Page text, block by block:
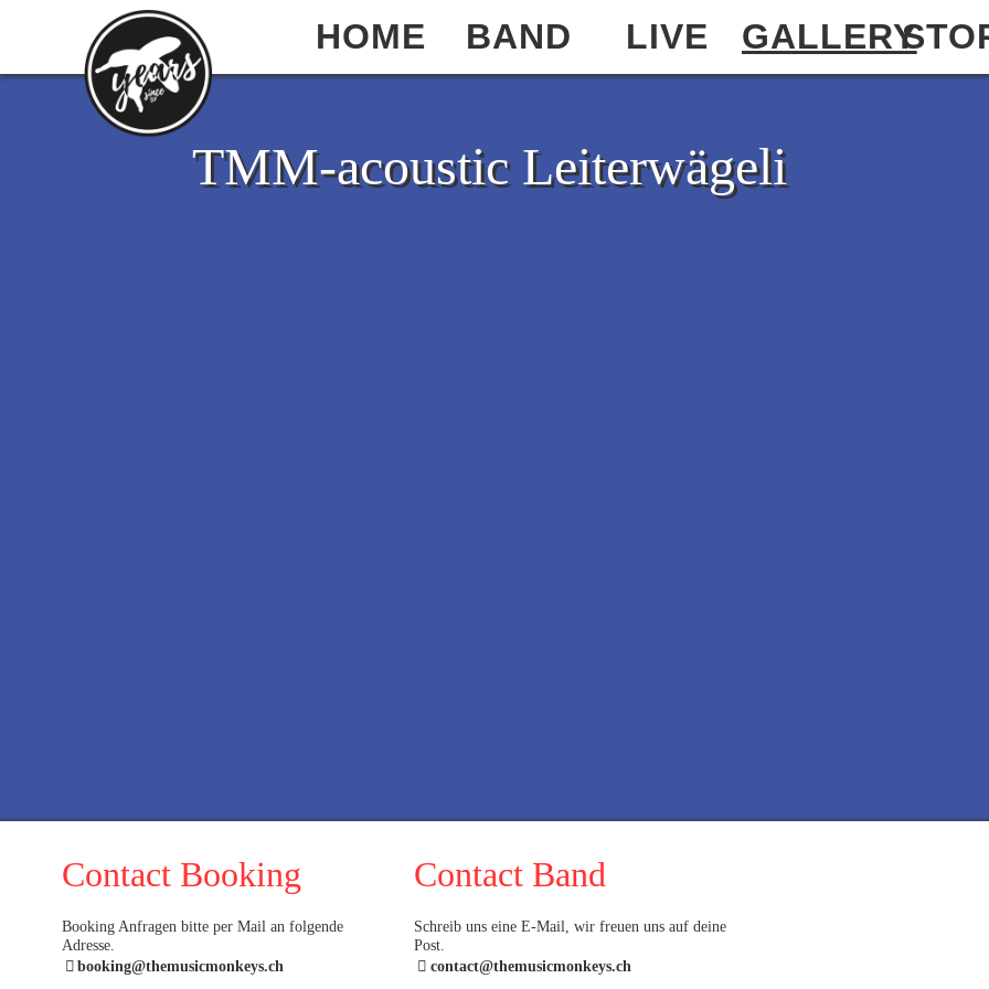
HOME BAND LIVE GALLERY
TMM-acoustic Leiterwägeli
Contact Booking
Booking Anfragen bitte per Mail an folgende
Adresse.
booking@themusicmonkeys.ch
Contact Band
Schreib uns eine E-Mail, wir freuen uns auf deine
Post.
contact@themusicmonkeys.ch